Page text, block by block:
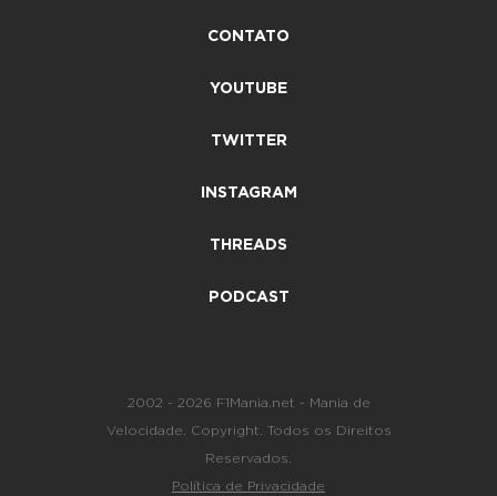
CONTATO
YOUTUBE
TWITTER
INSTAGRAM
THREADS
PODCAST
2002 - 2026 F1Mania.net - Mania de
Velocidade. Copyright. Todos os Direitos
Reservados.
Política de Privacidade